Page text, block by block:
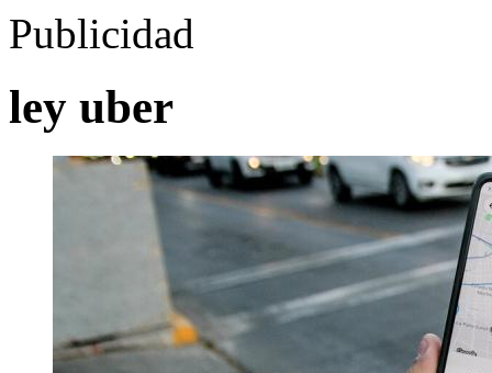
Publicidad
ley uber